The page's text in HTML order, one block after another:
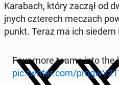
Karabach, który zaczął od
jnych czterech meczach
punkt. Teraz ma ich siedem
Four more teams into the
pic.twitter.com/